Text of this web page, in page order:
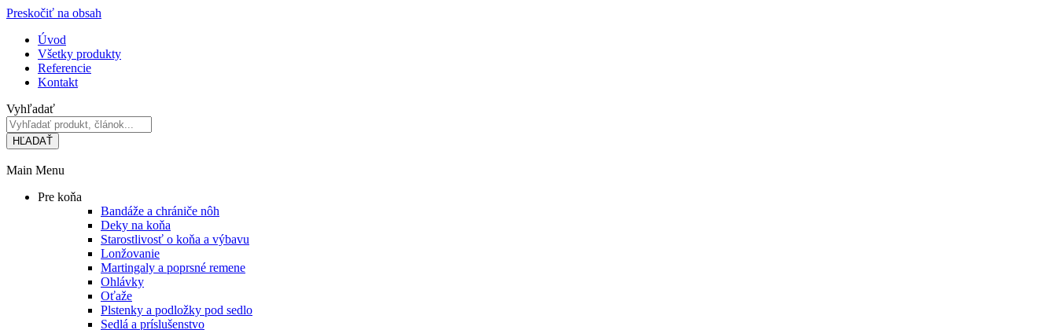
Preskočiť na obsah
Úvod
Všetky produkty
Referencie
Kontakt
Vyhľadať
HĽADAŤ
Main Menu
Pre koňa
Bandáže a chrániče nôh
Deky na koňa
Starostlivosť o koňa a výbavu
Lonžovanie
Martingaly a poprsné remene
Ohlávky
Oťaže
Plstenky a podložky pod sedlo
Sedlá a príslušenstvo